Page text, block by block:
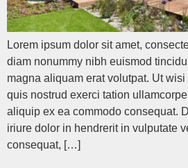
Lorem ipsum dolor sit amet,
diam nonummy nibh euismod
magna aliquam erat volutpat. Ut
quis nostrud exerci tation
aliquip ex ea commodo consequat.
iriure dolor in hendrerit in vulputate
consequat, […]